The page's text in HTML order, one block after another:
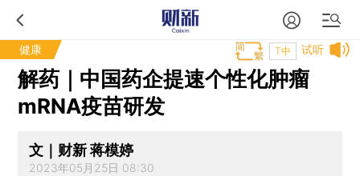
健康 试听
T中
解药｜中国药企提速个性化肿瘤
mRNA疫苗研发
文｜财新 蒋模婷
2023年05月25日 08:30